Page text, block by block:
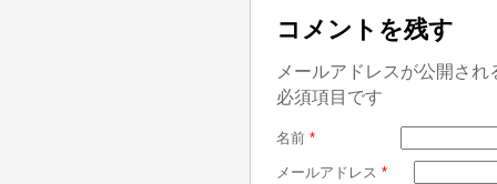
コメントを残す
メールアドレスが公開さ
必須項目です
名前 *
メールアドレス *